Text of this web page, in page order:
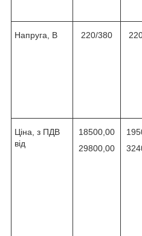
Напруга, В 220/380
Ціна, з ПДВ
від
18500,00
29800,00